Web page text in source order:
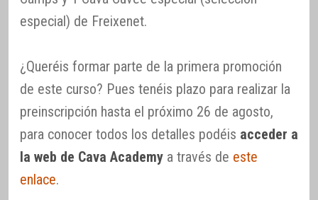
especial) de Freixenet.
¿Queréis formar parte de la primera promoción
de este curso? Pues tenéis plazo para realizar la
preinscripción hasta el próximo 26 de agosto,
para conocer todos los detalles podéis acceder a
la web de Cava Academy a través de este
enlace.